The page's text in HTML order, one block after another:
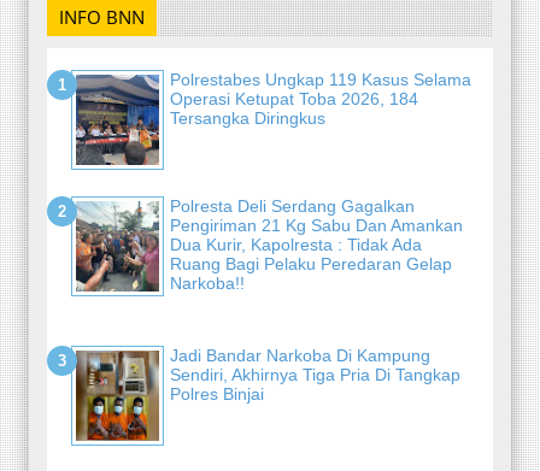
INFO BNN
Polrestabes Ungkap 119 Kasus Selama
Operasi Ketupat Toba 2026, 184
Tersangka Diringkus
Polresta Deli Serdang Gagalkan
Pengiriman 21 Kg Sabu Dan Amankan
Dua Kurir, Kapolresta : Tidak Ada
Ruang Bagi Pelaku Peredaran Gelap
Narkoba!!
Jadi Bandar Narkoba Di Kampung
Sendiri, Akhirnya Tiga Pria Di Tangkap
Polres Binjai